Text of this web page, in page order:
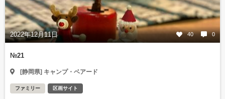
2022年12月11日 40 0
№21
[静岡県] キャンプ・ベアード
ファミリー 区画サイト